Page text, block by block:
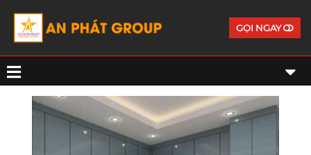
GỌI NGAY